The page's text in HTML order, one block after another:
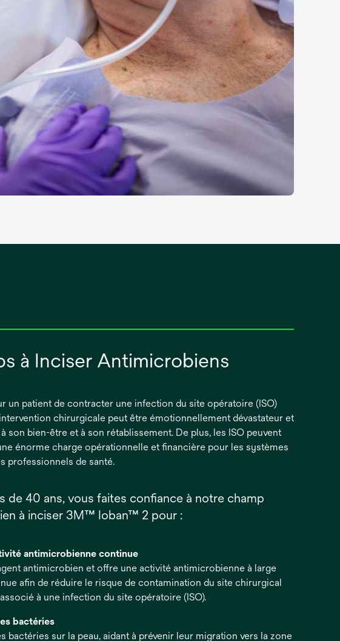
à Inciser Antimicrobiens
un patient de contracter une infection du site opératoire (ISO)
chirurgicale peut être émotionnellement dévastateur et
son bien-être et à son rétablissement. De plus, les ISO peuvent
énorme charge opérationnelle et financière pour les systèmes
professionnels de santé.
de 40 ans, vous faites confiance à notre champ
à inciser 3M™ Ioban™ 2 pour :
antimicrobienne continue
antimicrobien et offre une activité antimicrobienne à large
afin de réduire le risque de contamination du site chirurgical
à une infection du site opératoire (ISO).
bactéries
bactéries sur la peau, aidant à prévenir leur migration vers la zone